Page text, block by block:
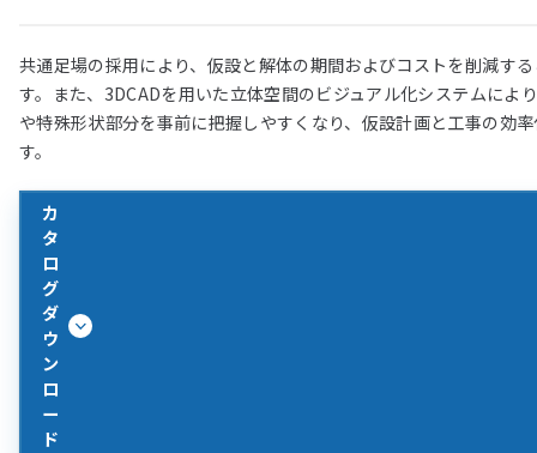
共通足場の採用により、仮設と解体の期間およびコストを削減す
す。また、3DCADを用いた立体空間のビジュアル化システムによ
や特殊形状部分を事前に把握しやすくなり、仮設計画と工事の効
す。
カ
タ
ロ
グ
ダ
ウ
ン
ロ
ー
ド